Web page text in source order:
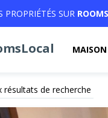
PROPRIÉTÉS SUR
MAISON
résultats de recherche